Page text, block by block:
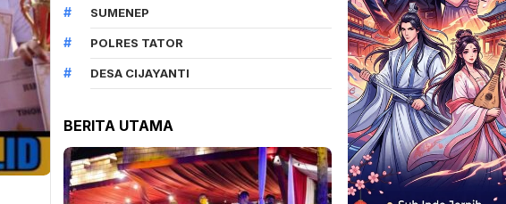
SUMENEP
POLRES TATOR
DESA CIJAYANTI
BERITA UTAMA